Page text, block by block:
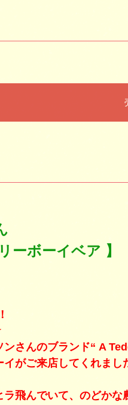
ーボーイベア 】
さんのブランド“ A
がご来店してくれまし
飛んでいて、のどかな